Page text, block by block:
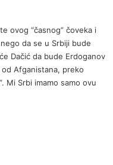
ovog “časnog” čoveka i
da se u Srbiji bude
Dačić da bude Erdoganov
Afganistana, preko
Mi Srbi imamo samo ovu